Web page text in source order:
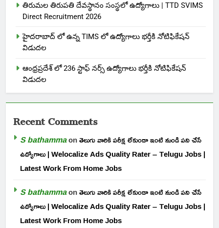
తిరుమల తిరుపతి దేవస్థానం సంస్థలో ఉద్యోగాలు | TTD SVIMS
Direct Recruitment 2026
హైదరాబాద్ లో ఉన్న TIMS లో ఉద్యోగాలు భర్తీకి నోటిఫికేషన్
విడుదల
ఆంధ్రప్రదేశ్ లో 236 స్టాఫ్ నర్స్ ఉద్యోగాలు భర్తీకి నోటిఫికేషన్
విడుదల
Recent Comments
S bathammaonతెలుగు వారికి పరీక్ష లేకుండా ఇంటి నుండి పని చేసే
ఉద్యోగాలు | Welocalize Ads Quality Rater – Telugu Jobs |
Latest Work From Home Jobs
S bathammaonతెలుగు వారికి పరీక్ష లేకుండా ఇంటి నుండి పని చేసే
ఉద్యోగాలు | Welocalize Ads Quality Rater – Telugu Jobs |
Latest Work From Home Jobs